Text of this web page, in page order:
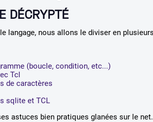
DÉCRYPTÉ
langage, nous allons le diviser en
(boucle, condition, etc...)
Tcl
de caractères
sqlite et TCL
astuces bien pratiques glanées sur le net.